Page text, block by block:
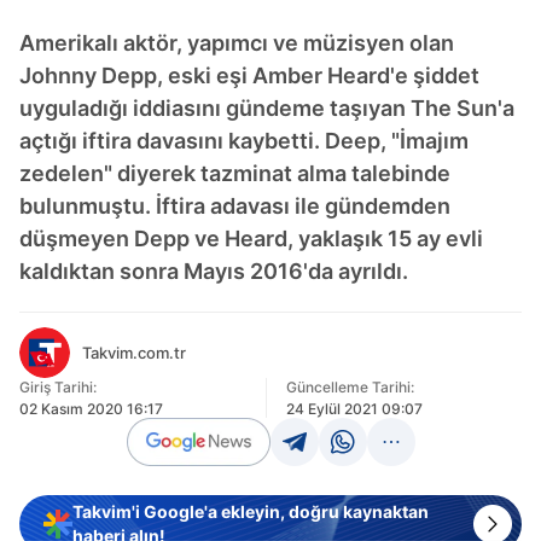
Amerikalı aktör, yapımcı ve müzisyen olan
Johnny Depp, eski eşi Amber Heard'e şiddet
uyguladığı iddiasını gündeme taşıyan The Sun'a
açtığı iftira davasını kaybetti. Deep, "İmajım
zedelen" diyerek tazminat alma talebinde
bulunmuştu. İftira adavası ile gündemden
düşmeyen Depp ve Heard, yaklaşık 15 ay evli
kaldıktan sonra Mayıs 2016'da ayrıldı.
Takvim.com.tr
Giriş Tarihi:
02 Kasım 2020 16:17
Güncelleme Tarihi:
24 Eylül 2021 09:07
Takvim'i Google'a ekleyin, doğru kaynaktan
haberi alın!